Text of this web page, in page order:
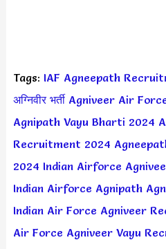
Tags: IAF Agneepath
अग्निवीर भर्ती Agniveer Air
Agnipath Vayu Bharti 2024
Recruitment 2024
2024 Indian Airforce
Indian Airforce Agnipath
Indian Air Force Agniveer
Air Force Agniveer Vayu